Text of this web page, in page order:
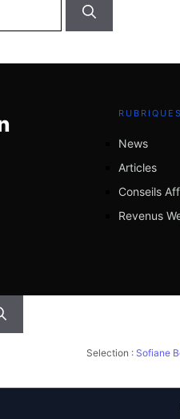
RUBRIQUES
News
Articles
Conseils
Revenus
Selection : Sofiane